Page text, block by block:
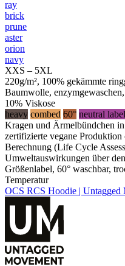
ray
brick
prune
aster
orion
navy
XXS – 5XL
220g/m², 100% gekämmte
Baumwolle,
10% Viskose
heavy combed 60° neutral label
Kragen und Ärmelbündchen
zertifizierte vegane
Berechnung (Life Cycle
Umweltauswirkungen über
Größenlabel, 60° waschbar,
Temperatur
OCS RCS Hoodie | Untagged